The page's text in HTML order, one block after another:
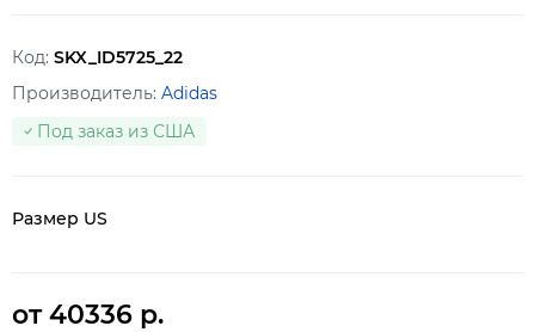
Код: SKX_ID5725_22
Производитель: Adidas
Под заказ из США
Размер US
от 40336 р.